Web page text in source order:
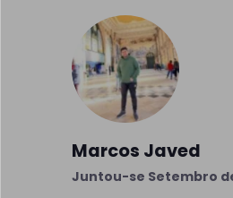
Marcos Javed
Juntou-se Setembro